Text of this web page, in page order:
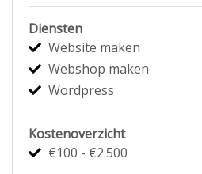
Diensten
Website maken
Webshop maken
Wordpress
Kostenoverzicht
€100 - €2.500